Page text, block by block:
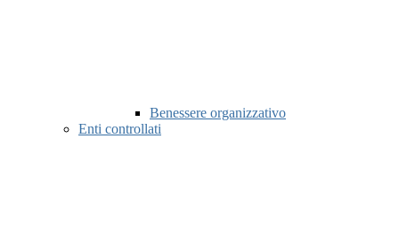
Benessere organizzativo
Enti controllati